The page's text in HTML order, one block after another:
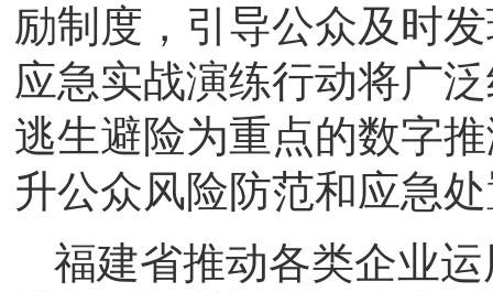
励制度，引导公众及时
应急实战演练行动将广
逃生避险为重点的数字
升公众风险防范和应急
福建省推动各类企业